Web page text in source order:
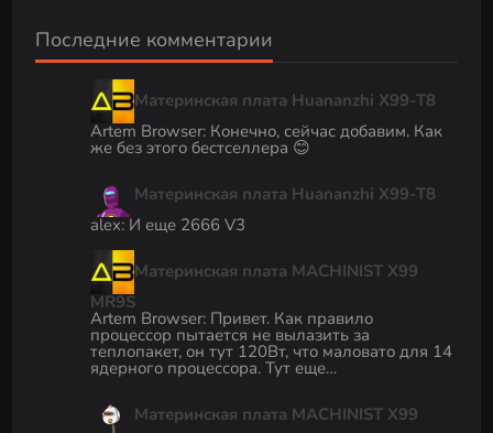
Последние комментарии
Материнская плата Huananzhi X99-T8
Artem Browser: Конечно, сейчас добавим. Как
же без этого бестселлера 😊
Материнская плата Huananzhi X99-T8
alex: И еще 2666 V3
Материнская плата MACHINIST X99
MR9S
Artem Browser: Привет. Как правило
процессор пытается не вылазить за
теплопакет, он тут 120Вт, что маловато для 14
ядерного процессора. Тут еще…
Материнская плата MACHINIST X99